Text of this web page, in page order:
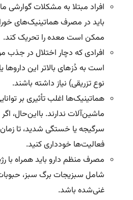
افراد مبتلا به مشکلات گوارشی
باید در مصرف هماتینیک‌های
ممکن است معده را تحریک کند.
افرادی که دچار اختلال در
است به دُزهای بالاتر این
نوع تزریقی) نیاز داشته باشند.
هماتینیک‌ها اغلب تأثیری بر
ماشین‌آلات ندارند. بااین‌حال،
سرگیجه یا خستگی شدید، تا زمان
فعالیت‌ها خودداری کنید.
مصرف منظم دارو باید همراه با
شامل سبزیجات برگ سبز،
غنی‌شده باشد.